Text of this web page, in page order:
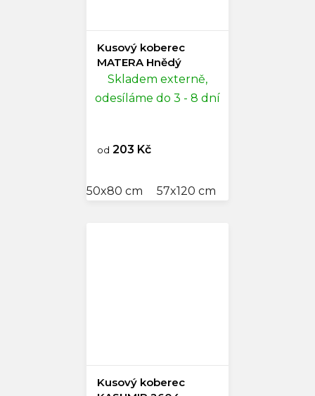
Kusový koberec
MATERA Hnědý
Skladem externě,
odesíláme do 3 - 8 dní
od 203 Kč
50x80 cm 57x120 cm
Kusový koberec